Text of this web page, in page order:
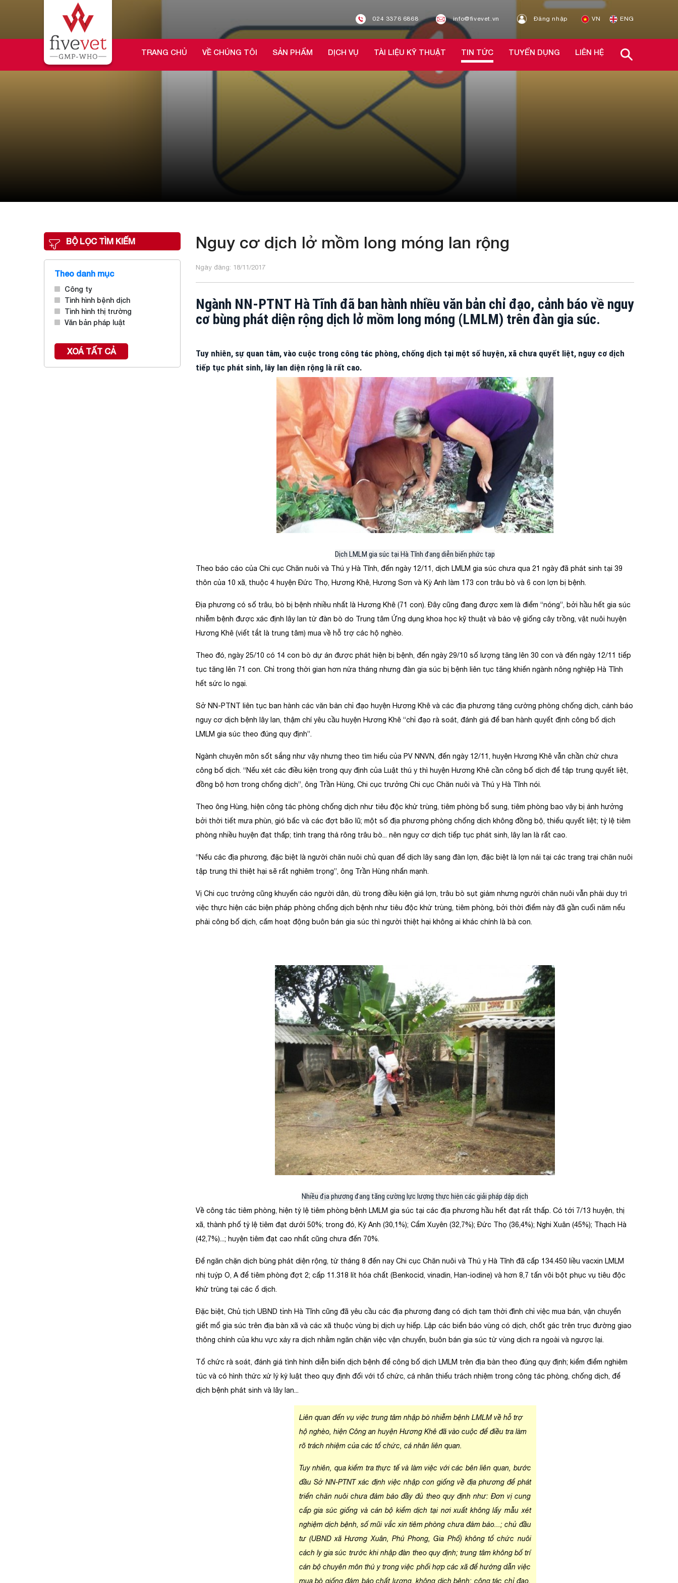
024 3376 6868 info@fivevet.vn Đăng nhập VN ENG
TRANG CHỦ VỀ CHÚNG TÔI SẢN PHẨM DỊCH VỤ TÀI LIỆU KỸ THUẬT TIN TỨC TUYỂN DỤNG LIÊN HỆ
BỘ LỌC TÌM KIẾM
Theo danh mục
Công ty
Tình hình bệnh dịch
Tình hình thị trường
Văn bản pháp luật
XOÁ TẤT CẢ
Nguy cơ dịch lở mồm long móng lan rộng
Ngày đăng: 18/11/2017
Ngành NN-PTNT Hà Tĩnh đã ban hành nhiều văn bản chỉ đạo, cảnh báo về nguy
cơ bùng phát diện rộng dịch lở mồm long móng (LMLM) trên đàn gia súc.
Tuy nhiên, sự quan tâm, vào cuộc trong công tác phòng, chống dịch tại một số huyện, xã chưa quyết liệt, nguy cơ dịch
tiếp tục phát sinh, lây lan diện rộng là rất cao.
Dịch LMLM gia súc tại Hà Tĩnh đang diễn biến phức tạp
Theo báo cáo của Chi cục Chăn nuôi và Thú y Hà Tĩnh, đến ngày 12/11, dịch LMLM gia súc chưa qua 21 ngày đã phát sinh tại 39
thôn của 10 xã, thuộc 4 huyện Đức Thọ, Hương Khê, Hương Sơn và Kỳ Anh làm 173 con trâu bò và 6 con lợn bị bệnh.
Địa phương có số trâu, bò bị bệnh nhiều nhất là Hương Khê (71 con). Đây cũng đang được xem là điểm “nóng”, bởi hầu hết gia súc
nhiễm bệnh được xác định lây lan từ đàn bò do Trung tâm Ứng dụng khoa học kỹ thuật và bảo vệ giống cây trồng, vật nuôi huyện
Hương Khê (viết tắt là trung tâm) mua về hỗ trợ các hộ nghèo.
Theo đó, ngày 25/10 có 14 con bò dự án được phát hiện bị bệnh, đến ngày 29/10 số lượng tăng lên 30 con và đến ngày 12/11 tiếp
tục tăng lên 71 con. Chỉ trong thời gian hơn nửa tháng nhưng đàn gia súc bị bệnh liên tục tăng khiến ngành nông nghiệp Hà Tĩnh
hết sức lo ngại.
Sở NN-PTNT liên tục ban hành các văn bản chỉ đạo huyện Hương Khê và các địa phương tăng cường phòng chống dịch, cảnh báo
nguy cơ dịch bệnh lây lan, thậm chí yêu cầu huyện Hương Khê “chỉ đạo rà soát, đánh giá để ban hành quyết định công bố dịch
LMLM gia súc theo đúng quy định”.
Ngành chuyên môn sốt sắng như vậy nhưng theo tìm hiểu của PV NNVN, đến ngày 12/11, huyện Hương Khê vẫn chần chừ chưa
công bố dịch. “Nếu xét các điều kiện trong quy định của Luật thú y thì huyện Hương Khê cần công bố dịch để tập trung quyết liệt,
đồng bộ hơn trong chống dịch”, ông Trần Hùng, Chi cục trưởng Chi cục Chăn nuôi và Thú y Hà Tĩnh nói.
Theo ông Hùng, hiện công tác phòng chống dịch như tiêu độc khử trùng, tiêm phòng bổ sung, tiêm phòng bao vây bị ảnh hưởng
bởi thời tiết mưa phùn, gió bấc và các đợt bão lũ; một số địa phương phòng chống dịch không đồng bộ, thiếu quyết liệt; tỷ lệ tiêm
phòng nhiều huyện đạt thấp; tình trạng thả rông trâu bò... nên nguy cơ dịch tiếp tục phát sinh, lây lan là rất cao.
“Nếu các địa phương, đặc biệt là người chăn nuôi chủ quan để dịch lây sang đàn lợn, đặc biệt là lợn nái tại các trang trại chăn nuôi
tập trung thì thiệt hại sẽ rất nghiêm trọng”, ông Trần Hùng nhấn mạnh.
Vị Chi cục trưởng cũng khuyến cáo người dân, dù trong điều kiện giá lợn, trâu bò sụt giảm nhưng người chăn nuôi vẫn phải duy trì
việc thực hiện các biện pháp phòng chống dịch bệnh như tiêu độc khử trùng, tiêm phòng, bởi thời điểm này đã gần cuối năm nếu
phải công bố dịch, cấm hoạt động buôn bán gia súc thì người thiệt hại không ai khác chính là bà con.
Nhiều địa phương đang tăng cường lực lượng thực hiện các giải pháp dập dịch
Về công tác tiêm phòng, hiện tỷ lệ tiêm phòng bệnh LMLM gia súc tại các địa phương hầu hết đạt rất thấp. Có tới 7/13 huyện, thị
xã, thành phố tỷ lệ tiêm đạt dưới 50%; trong đó, Kỳ Anh (30,1%); Cẩm Xuyên (32,7%); Đức Thọ (36,4%); Nghi Xuân (45%); Thạch Hà
(42,7%)...; huyện tiêm đạt cao nhất cũng chưa đến 70%.
Để ngăn chặn dịch bùng phát diện rộng, từ tháng 8 đến nay Chi cục Chăn nuôi và Thú y Hà Tĩnh đã cấp 134.450 liều vacxin LMLM
nhị tuýp O, A để tiêm phòng đợt 2; cấp 11.318 lít hóa chất (Benkocid, vinadin, Han-iodine) và hơn 8,7 tấn vôi bột phục vụ tiêu độc
khử trùng tại các ổ dịch.
Đặc biệt, Chủ tịch UBND tỉnh Hà Tĩnh cũng đã yêu cầu các địa phương đang có dịch tạm thời đình chỉ việc mua bán, vận chuyển
giết mổ gia súc trên địa bàn xã và các xã thuộc vùng bị dịch uy hiếp. Lập các biển báo vùng có dịch, chốt gác trên trục đường giao
thông chính của khu vực xảy ra dịch nhằm ngăn chặn việc vận chuyển, buôn bán gia súc từ vùng dịch ra ngoài và ngược lại.
Tổ chức rà soát, đánh giá tình hình diễn biến dịch bệnh để công bố dịch LMLM trên địa bàn theo đúng quy định; kiểm điểm nghiêm
túc và có hình thức xử lý kỷ luật theo quy định đối với tổ chức, cá nhân thiếu trách nhiệm trong công tác phòng, chống dịch, để
dịch bệnh phát sinh và lây lan...
Liên quan đến vụ việc trung tâm nhập bò nhiễm bệnh LMLM về hỗ trợ
hộ nghèo, hiện Công an huyện Hương Khê đã vào cuộc để điều tra làm
rõ trách nhiệm của các tổ chức, cá nhân liên quan.
Tuy nhiên, qua kiểm tra thực tế và làm việc với các bên liên quan, bước
đầu Sở NN-PTNT xác định việc nhập con giống về địa phương để phát
triển chăn nuôi chưa đảm bảo đầy đủ theo quy định như: Đơn vị cung
cấp gia súc giống và cán bộ kiểm dịch tại nơi xuất không lấy mẫu xét
nghiệm dịch bệnh, số mũi vắc xin tiêm phòng chưa đảm bảo...; chủ đầu
tư (UBND xã Hương Xuân, Phú Phong, Gia Phố) không tổ chức nuôi
cách ly gia súc trước khi nhập đàn theo quy định; trung tâm không bố trí
cán bộ chuyên môn thú y trong việc phối hợp các xã để hướng dẫn việc
mua bò giống đảm bảo chất lượng, không dịch bệnh; công tác chỉ đạo,